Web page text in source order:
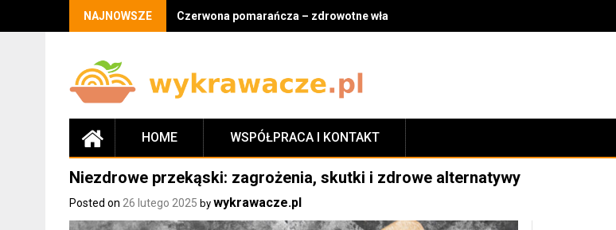
NAJNOWSZE Czerwona pomarańcza – zdrowotne właściwości i zastosowanie w diecie
HOME WSPÓŁPRACA I KONTAKT
Niezdrowe przekąski: zagrożenia, skutki i zdrowe alternatywy
Posted on 26 lutego 2025 by wykrawacze.pl